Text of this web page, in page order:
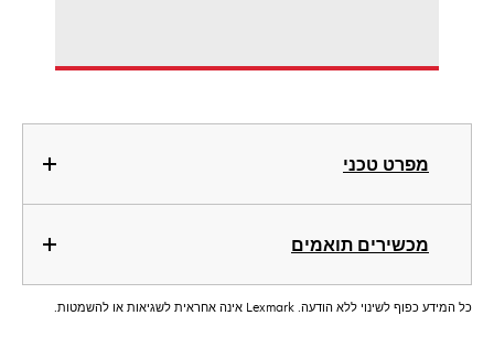
מפרט טכני
מכשירים תואמים
כל המידע כפוף לשינוי ללא הודעה. Lexmark אינה אחראית לשגיאות או להשמטות.